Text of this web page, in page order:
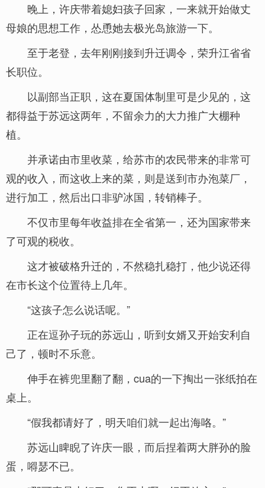
晚上，许庆带着媳妇孩子回家，一来就开始做丈
母娘的思想工作，怂恿她去极光岛旅游一下。
至于老登，去年刚刚接到升迁调令，荣升江省省
长职位。
以副部当正职，这在夏国体制里可是少见的，这
都得益于苏远这两年，不留余力的大力推广大棚种
植。
并承诺由市里收菜，给苏市的农民带来的非常可
观的收入，而这收上来的菜，则是送到市办泡菜厂，
进行加工，然后出口非驴冰国，转销棒子。
不仅市里每年收益排在全省第一，还为国家带来
了可观的税收。
这才被破格升迁的，不然稳扎稳打，他少说还得
在市长这个位置待上几年。
“这孩子怎么说话呢。”
正在逗孙子玩的苏远山，听到女婿又开始安利自
己了，顿时不乐意。
伸手在裤兜里翻了翻，cua的一下掏出一张纸拍在
桌上。
“假我都请好了，明天咱们就一起出海咯。”
苏远山睥睨了许庆一眼，而后捏着两大胖孙的脸
蛋，嘚瑟不已。